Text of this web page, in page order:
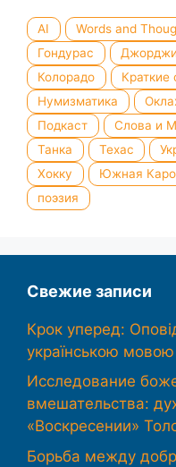
AI Words and
Гондурас
Колорадо
Нумизматика
Подкаст
Слова и
Танка
Техас
Хокку
Южная
поэзия
Свежие записи
Крок уперед:
українською мовою
Исследование
вмешательства:
«Воскресении»
Борьба между